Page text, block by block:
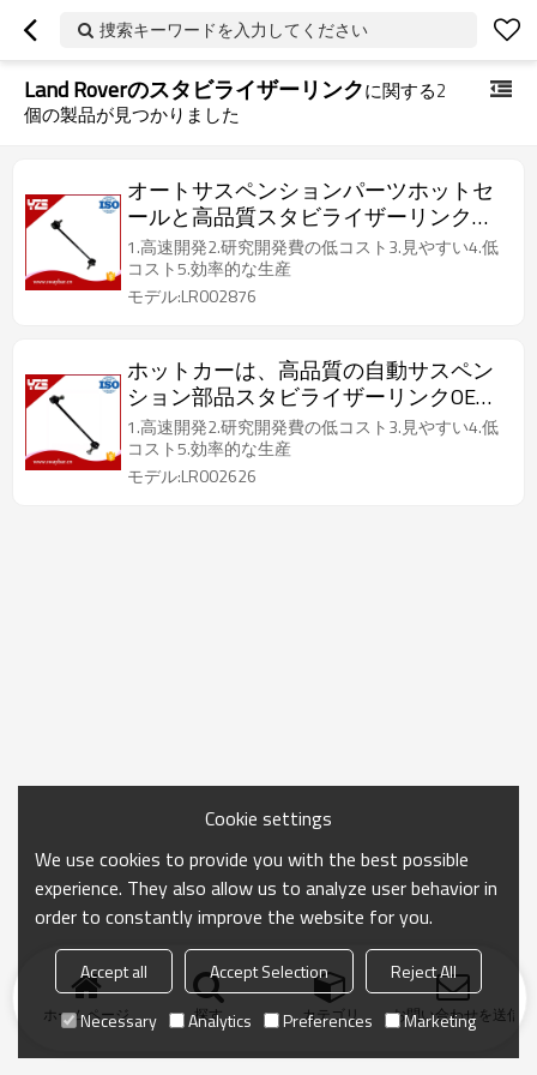
捜索キーワードを入力してください
Land Roverのスタビライザーリンクに関する2
個の製品が見つかりました
オートサスペンションパーツホットセ
ールと高品質スタビライザーリンク
OEM LR002876
1.高速開発2.研究開発費の低コスト3.見やすい4.低
コスト5.効率的な生産
モデル:LR002876
ホットカーは、高品質の自動サスペン
ション部品スタビライザーリンクOEM
LR002626を作る
1.高速開発2.研究開発費の低コスト3.見やすい4.低
コスト5.効率的な生産
モデル:LR002626
ホームページ 探す カテゴリ お問い合わせを送信
Cookie settings
We use cookies to provide you with the best possible
experience. They also allow us to analyze user behavior in
order to constantly improve the website for you.
Accept all Accept Selection
Reject All
Necessary
Analytics Preferences Marketing